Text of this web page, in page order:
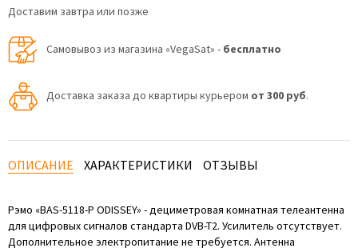
Доставим завтра или позже
Самовывоз из магазина «VegaSat» - бесплатно
Доставка заказа до квартиры курьером от 300 руб.
ОПИСАНИЕ ХАРАКТЕРИСТИКИ ОТЗЫВЫ
Рэмо «BAS-5118-P ODISSEY» - дециметровая комнатная телеантенна
для цифровых сигналов стандарта DVB-T2. Усилитель отсутствует.
Дополнительное электропитание не требуется. Антенна